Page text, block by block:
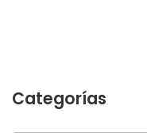
Categorías